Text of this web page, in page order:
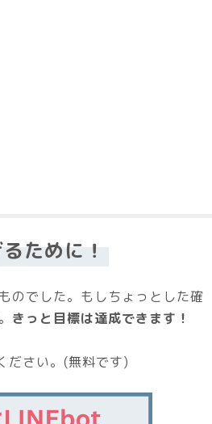
ために！
のでした。もしちょっとした確
きっと目標は達成できます！
ださい。(無料です)